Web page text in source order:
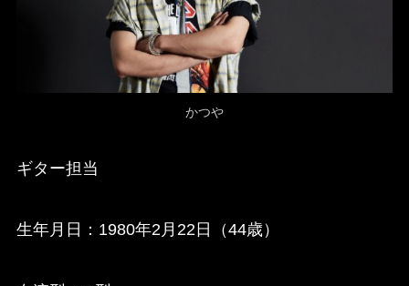
かつや
ギター担当
生年月日：1980年2月22日（44歳）